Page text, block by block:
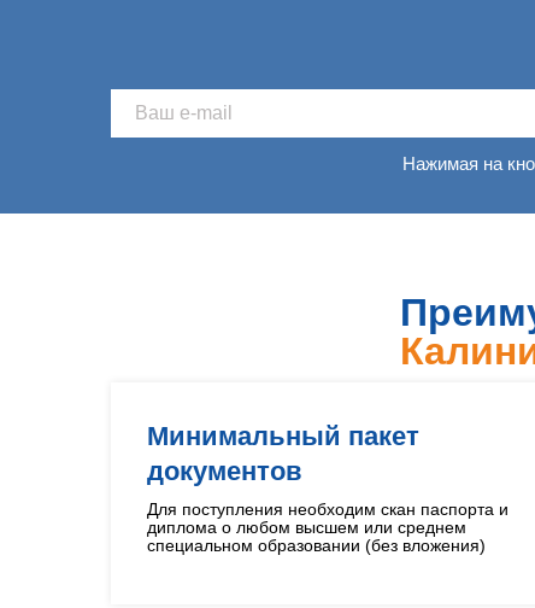
Нажимая на
Минимальный пакет
документов
Для поступления необходим скан паспорта и
диплома о любом высшем или среднем
специальном образовании (без вложения)